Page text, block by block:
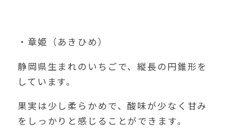
・章姫（あきひめ）
静岡県生まれのいちごで、縦長の円錐形を
しています。
果実は少し柔らかめで、酸味が少なく甘み
をしっかりと感じることができます。